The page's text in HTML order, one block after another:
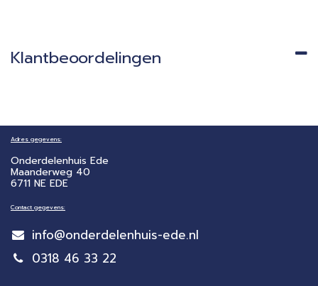
Klantbeoordelingen
Adres gegevens:
Onderdelenhuis Ede
Maanderweg 40
6711 NE EDE
Contact gegevens:
info@onderdelenhuis-ede.nl
0318 46 33 22